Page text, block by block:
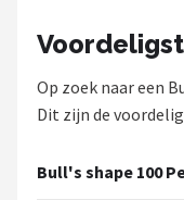
Op zoek naar een
Dit zijn de
Bull's shape 100